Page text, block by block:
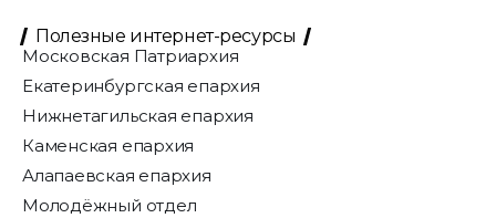
Полезные интернет-ресурсы
Московская Патриархия
Екатеринбургская епархия
Нижнетагильская епархия
Каменская епархия
Алапаевская епархия
Молодёжный отдел